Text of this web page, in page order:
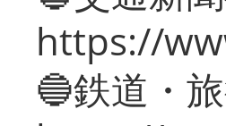
https://
🔵鉄道・